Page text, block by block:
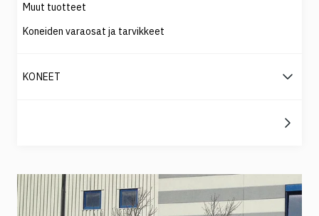
Muut tuotteet
Koneiden varaosat ja tarvikkeet
KONEET